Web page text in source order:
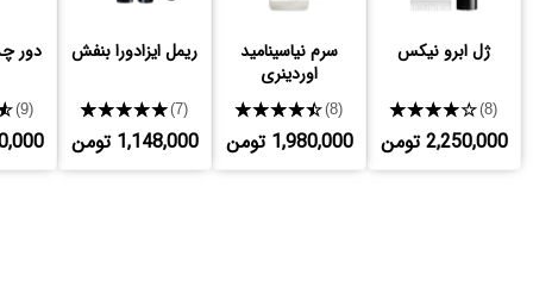
ژل ابرو نیکس
★★★★★(8)
2,250,000 تومن
سرم نیاسینامید
اوردینری
★★★★★(8)
1,980,000 تومن
ریمل ایزادورا بنفش
★★★★★(7)
1,148,000 تومن
دور
(9)